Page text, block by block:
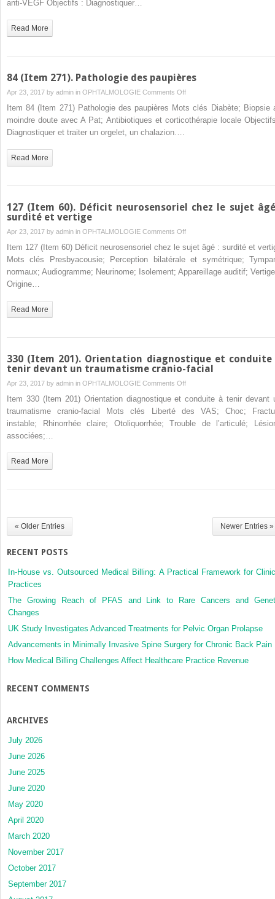
l’enfant
et
anti-VEGF Objectifs : Diagnostiquer…
Read More
84 (Item 271). Pathologie des paupières
Apr 23, 2017 by admin in OPHTALMOLOGIE Comments Offon
(Item
Item 84 (Item 271) Pathologie des paupières Mots clés Diabète; Biopsie
moindre doute avec A Pat; Antibiotiques et corticothérapie locale
Diagnostiquer et traiter un orgelet, un chalazion….
Read More
127 (Item 60). Déficit neurosensoriel chez le sujet
surdité et vertige
Apr 23, 2017 by admin in OPHTALMOLOGIE Comments Offon
127
(Item
surdité
Item 127 (Item 60) Déficit neurosensoriel chez le sujet âgé : surdité et
Mots clés Presbyacousie; Perception bilatérale et symétrique;
normaux; Audiogramme; Neurinome; Isolement; Appareillage auditif;
Origine…
Read More
330 (Item 201). Orientation diagnostique et conduite
tenir devant un traumatisme cranio-facial
Apr 23, 2017 by admin in OPHTALMOLOGIE Comments Offon
(Item
201).
traumatisme
Item 330 (Item 201) Orientation diagnostique et conduite à tenir devant
traumatisme cranio-facial Mots clés Liberté des VAS; Choc;
instable; Rhinorrhée claire; Otoliquorrhée; Trouble de l’articulé;
associées;…
Read More
« Older Entries Newer Entries »
RECENT POSTS
In-House vs. Outsourced Medical Billing: A Practical Framework for
Practices
The Growing Reach of PFAS and Link to Rare Cancers and
Changes
UK Study Investigates Advanced Treatments for Pelvic Organ Prolapse
Advancements in Minimally Invasive Spine Surgery for Chronic Back Pain
How Medical Billing Challenges Affect Healthcare Practice Revenue
RECENT COMMENTS
ARCHIVES
July 2026
June 2026
June 2025
June 2020
May 2020
April 2020
March 2020
November 2017
October 2017
September 2017